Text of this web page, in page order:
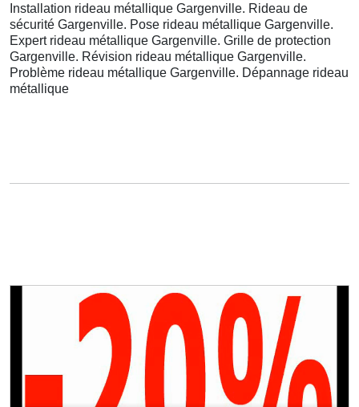
Installation rideau métallique Gargenville. Rideau de
sécurité Gargenville. Pose rideau métallique Gargenville.
Expert rideau métallique Gargenville. Grille de protection
Gargenville. Révision rideau métallique Gargenville.
Problème rideau métallique Gargenville. Dépannage rideau
métallique